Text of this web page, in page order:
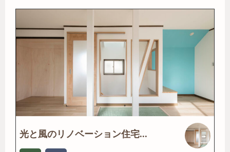
光と風のリノベーション住宅...